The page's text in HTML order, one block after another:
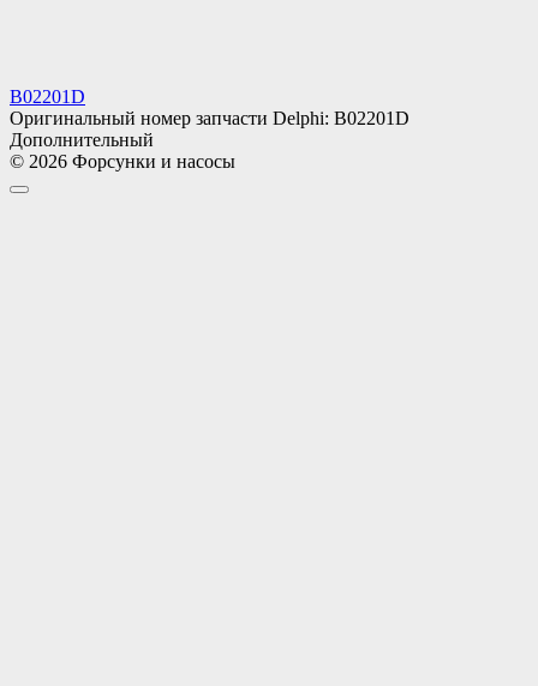
B02201D
Оригинальный номер запчасти Delphi: B02201D
Дополнительный
© 2026 Форсунки и насосы